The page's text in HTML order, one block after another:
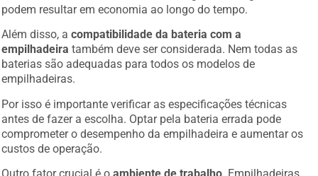
podem resultar em economia ao longo do tempo.
Além disso, acompatibilidade da bateria com a
empilhadeira também deve ser considerada. Nem todas as
baterias são adequadas para todos os modelos de
empilhadeiras.
Por isso é importante verificar as especificações técnicas
antes de fazer a escolha. Optar pela bateria errada pode
comprometer o desempenho da empilhadeira e aumentar os
custos de operação.